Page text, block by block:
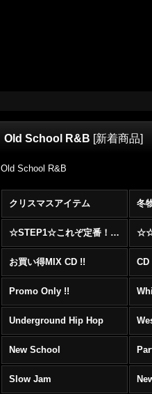
Old School R&B [新着商品]
Old School R&B
クリスマスアイテム 冬
☆STEP1☆これぞ定番！！まずはここから！2000年代R&BフロアヒットBest 100 !!!
お買い得MIX CD !!
Promo Only !!
Underground Hip Hop
New School
Slow Jam